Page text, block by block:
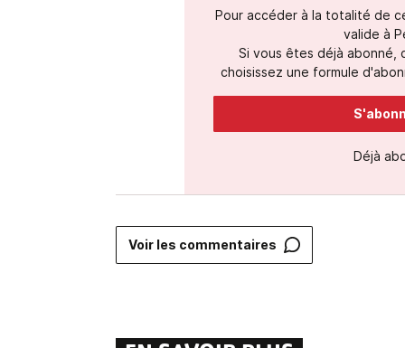
Pour accéder à la totalité de
valide à
Si vous êtes déjà abonné,
choisissez une formule
Déjà
Voir les commentaires